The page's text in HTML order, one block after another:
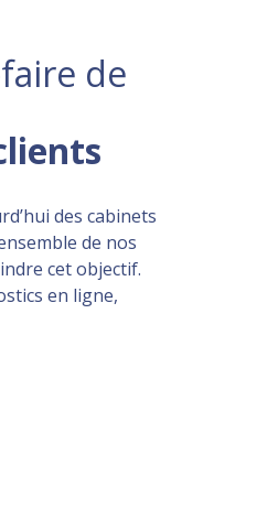
de
des cabinets
de nos
cet objectif.
en ligne,